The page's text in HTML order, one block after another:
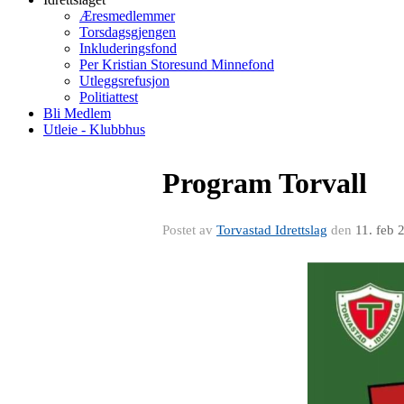
Æresmedlemmer
Torsdagsgjengen
Inkluderingsfond
Per Kristian Storesund Minnefond
Utleggsrefusjon
Politiattest
Bli Medlem
Utleie - Klubbhus
Program Torvall
Postet av Torvastad Idrettslag den 11. feb